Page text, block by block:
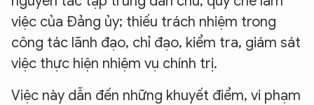
việc của Đảng ủy; thiếu trách nhiệm trong
công tác lãnh đạo, chỉ đạo, kiểm tra, giám sát
việc thực hiện nhiệm vụ chính trị.
Việc này dẫn đến những khuyết điểm, vi phạm